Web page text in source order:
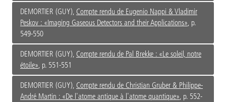
DEMORTIER (GUY), Compte rendu de Eugenio Nappi & Vladimir
Peskov : «Imaging Gaseous Detectors and their Applications», p.
549-550
DEMORTIER (GUY), Compte rendu de Pal Brekke : «Le soleil, notre
étoile», p. 551-551
DEMORTIER (GUY), Compte rendu de Christian Gruber & Philippe-
André Martin : «De l'atome antique à l'atome quantique», p. 552-